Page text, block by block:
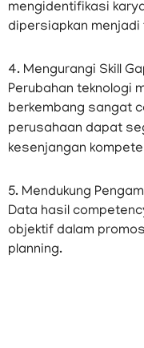
mengidentifikasi
dipersiapkan menjadi
4. Mengurangi Skill
Perubahan teknologi
berkembang sangat
perusahaan dapat
kesenjangan
5. Mendukung
Data hasil
objektif dalam
planning.